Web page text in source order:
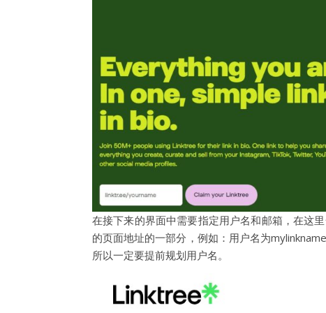
在接下来的界面中需要指定用户名和邮箱，在这
的页面地址的一部分，例如：用户名为
所以一定要提前规划用户名。